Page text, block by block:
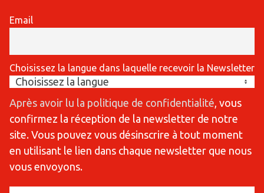
Email
Choisissez la langue dans laquelle recevoir la Newsletter
Après avoir lu la politique de confidentialité, vous
confirmez la réception de la newsletter de notre
site. Vous pouvez vous désinscrire à tout moment
en utilisant le lien dans chaque newsletter que nous
vous envoyons.